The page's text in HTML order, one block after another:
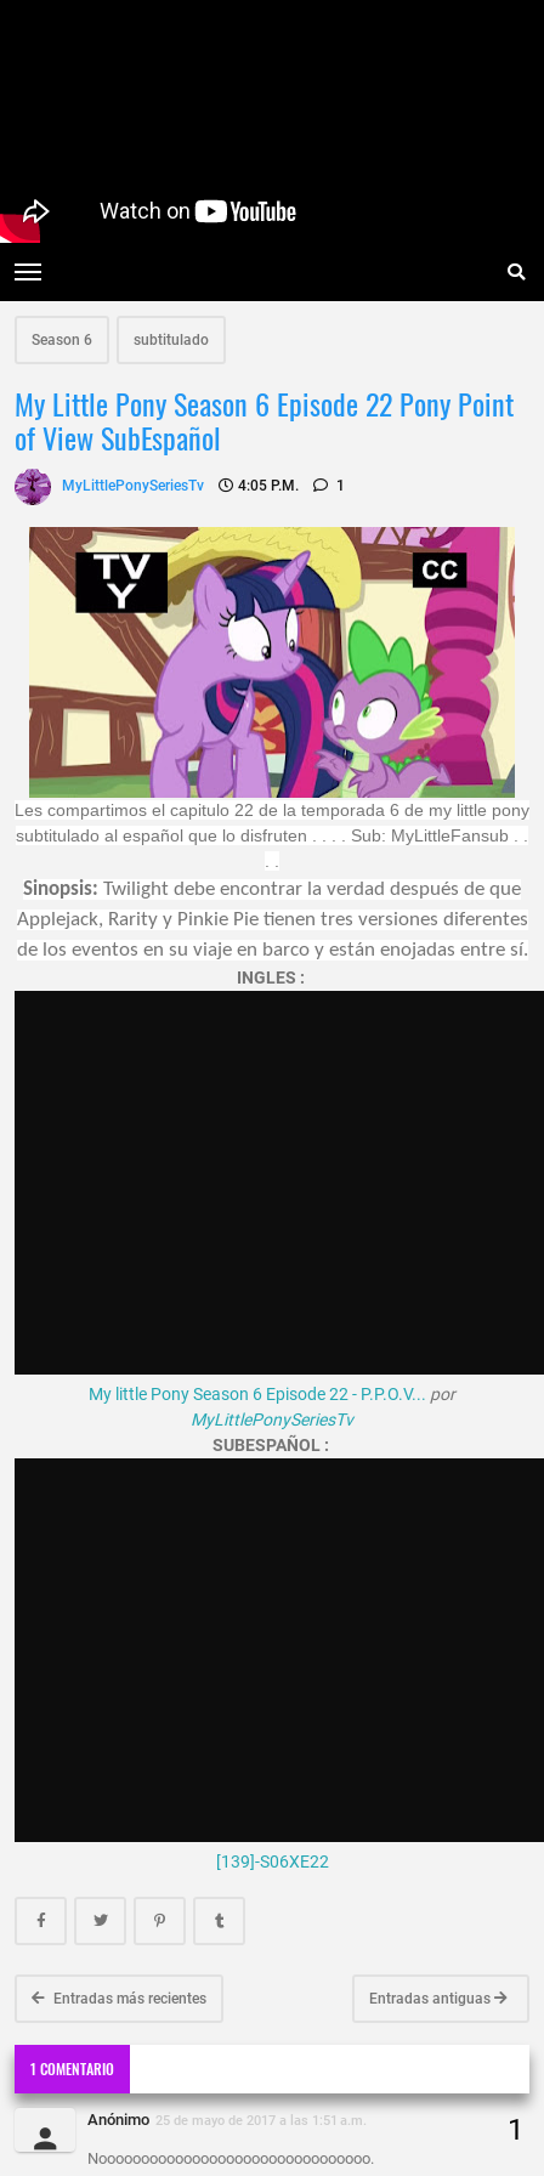
Season 6 subtitulado
My Little Pony Season 6 Episode 22 Pony Point
of View SubEspañol
MyLittlePonySeriesTv 4:05 P.m. 1
Les compartimos el capitulo 22 de la temporada 6 de my little pony
subtitulado al español que lo disfruten . . . . Sub: MyLittleFansub . .
Sinopsis: Twilight debe encontrar la verdad después de que
Applejack, Rarity y Pinkie Pie tienen tres versiones diferentes
de los eventos en su viaje en barco y están enojadas entre sí.
INGLES :
My little Pony Season 6 Episode 22 - P.P.O.V... por
MyLittlePonySeriesTv
SUBESPAÑOL :
[139]-S06XE22
Entradas más recientes Entradas antiguas
1 COMENTARIO
Anónimo 25 de mayo de 2017 a las 1:51 a.m.
Noooooooooooooooooooooooooooooooo.